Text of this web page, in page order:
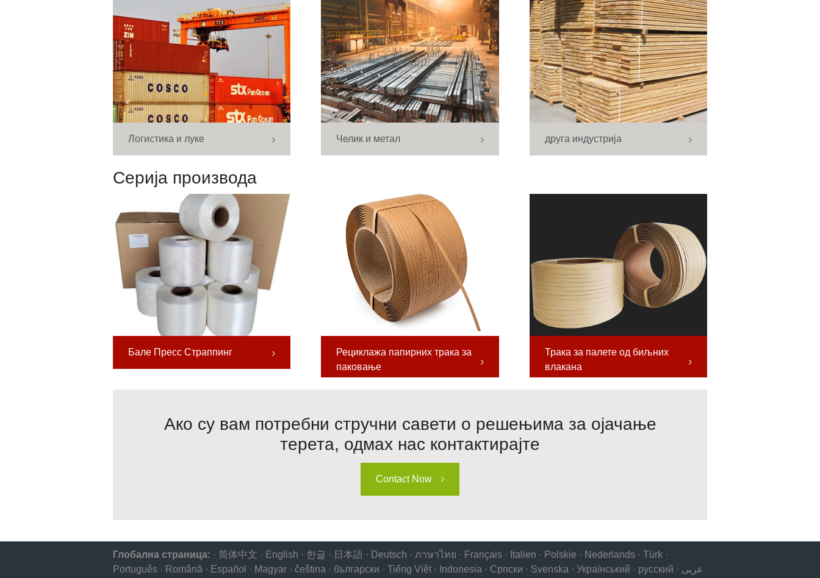
Логистика и луке Челик и метал друга индустрија
Серија производа
Бале Пресс Страппинг
Рециклажа папирних трака за
паковање
Трака за палете од биљних
влакана
Ако су вам потребни стручни савети о решењима за ојачање
терета, одмах нас контактирајте
Contact Now
Глобална страница: · 简体中文 · English · 한글 · 日本語 · Deutsch · ภาษาไทย · Français · Italien · Polskie · Nederlands · Türk ·
Português · Română · Español · Magyar · čeština · български · Tiếng Việt · Indonesia · Српски · Svenska · Український · русский · عربى